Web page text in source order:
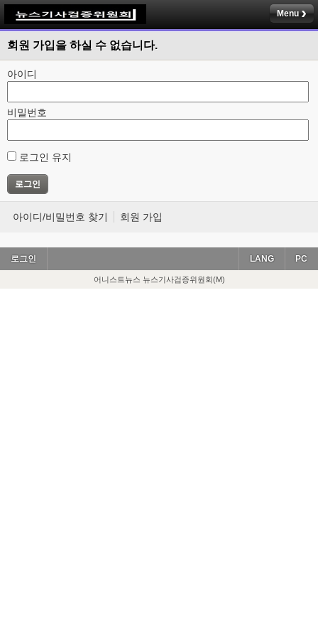
Menu
회원 가입을 하실 수 없습니다.
아이디
비밀번호
로그인 유지
아이디/비밀번호 찾기 회원 가입
로그인 PC
LANG
어니스트뉴스 뉴스기사검증위원회(M)